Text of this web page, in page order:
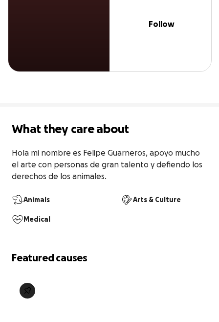
Follow
What they care about
Hola mi nombre es Felipe Guarneros, apoyo mucho
el arte con personas de gran talento y defiendo los
derechos de los animales.
Animals Arts & Culture
Medical
Featured causes